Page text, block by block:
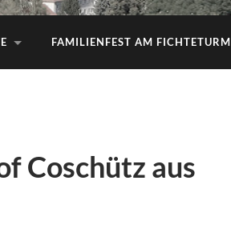
FAMILIENFEST AM FICHTETURM
Coschütz aus